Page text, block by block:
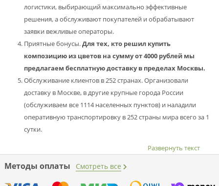
логистики, выбирающий максимально эффективные
решения, а обслуживают покупателей и обрабатывают
заявки вежливые операторы.
Приятные бонусы.Для тех, кто решил купить
композицию из цветов на сумму от 4000 рублей мы
предлагаем бесплатную доставку в пределах Москвы.
Обслуживание клиентов в 252 странах. Организовали
доставку в Москве, в другие крупные города России
(обслуживаем все 1114 населенных пунктов) и наладили
оперативную транспортировку в 252 страны мира всего за 1
сутки.
Развернуть текст
Методы оплаты Смотреть все